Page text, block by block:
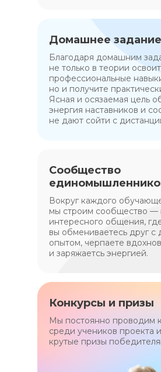
Домашнее задание
Благодаря домашним
не только в теории
профессиональные
но и получите
Ясная и осязаемая цель
энергия наставников и
не дают сойти с
Сообщество
Вокруг каждого
мы строим сообщество —
интересного общения,
вы обмениваетесь друг с
опытом, черпаете
и заряжаетсь энергией.
Конкурсы и призы
Мы постоянно проводим
среди учеников проекта
крутые призы